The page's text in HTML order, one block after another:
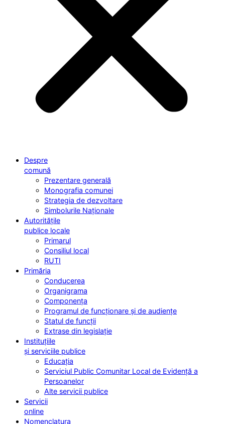
Despre
comună
Prezentare generală
Monografia comunei
Strategia de dezvoltare
Simbolurile Naționale
Autoritățile
publice locale
Primarul
Consiliul local
RUTI
Primăria
Conducerea
Organigrama
Componența
Programul de funcționare și de audiențe
Statul de funcții
Extrase din legislație
Instituțiile
și serviciile publice
Educația
Serviciul Public Comunitar Local de Evidență a
Persoanelor
Alte servicii publice
Servicii
online
Nomenclatura